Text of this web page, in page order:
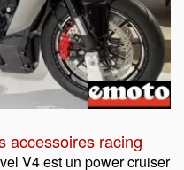
accessoires racing
V4 est un power cruiser